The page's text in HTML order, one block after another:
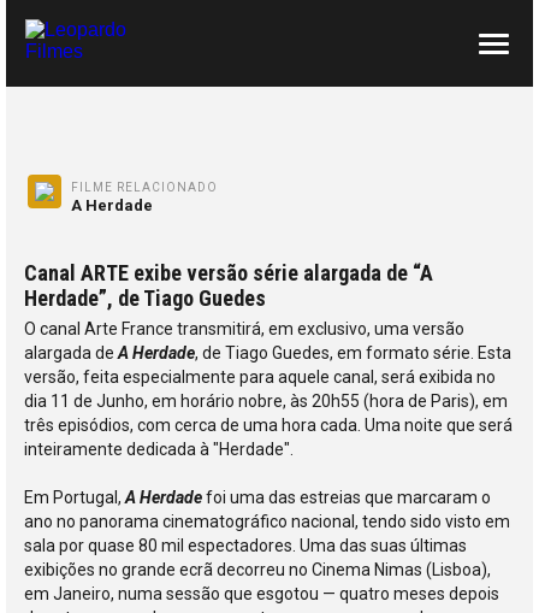
SOBRE NÓS
CONTACTOS
Canal ARTE exibe versão série alargada de “A
Herdade”, de Tiago Guedes
O canal Arte France transmitirá, em exclusivo, uma versão
alargada de A Herdade, de Tiago Guedes, em formato série. Esta
versão, feita especialmente para aquele canal, será exibida no
dia 11 de Junho, em horário nobre, às 20h55 (hora de Paris), em
três episódios, com cerca de uma hora cada. Uma noite que será
inteiramente dedicada à "Herdade".
Em Portugal, A Herdadefoi uma das estreias que marcaram o
ano no panorama cinematográfico nacional, tendo sido visto em
sala por quase 80 mil espectadores. Uma das suas últimas
exibições no grande ecrã decorreu no Cinema Nimas (Lisboa),
em Janeiro, numa sessão que esgotou — quatro meses depois
FILME RELACIONADO
A Herdade